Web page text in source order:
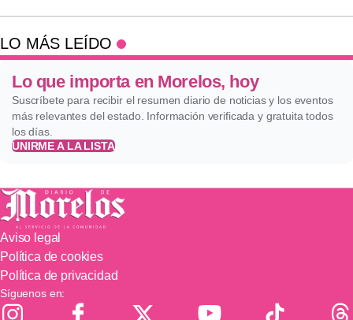
LO MÁS LEÍDO
Lo que importa en Morelos, hoy
Suscríbete para recibir el resumen diario de noticias y los eventos
más relevantes del estado. Información verificada y gratuita todos
los días.
UNIRME A LA LISTA
Aviso legal
Política de cookies
Política de privacidad
Síguenos en: